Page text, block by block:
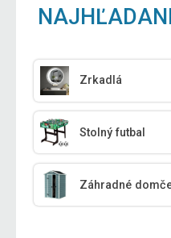
Zrkadlá
Stolný futbal
Záhradné